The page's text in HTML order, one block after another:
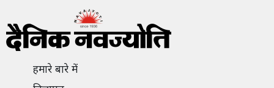
Load More...